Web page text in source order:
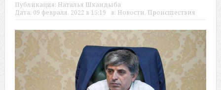
Публикация: Наталья Шкандыба
Дата: 09 февраля, 2022 в 15:19 в: Новости, Происшествия